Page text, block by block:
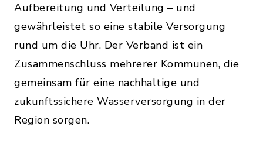
Aufbereitung und Verteilung – und
gewährleistet so eine stabile Versorgung
rund um die Uhr. Der Verband ist ein
Zusammenschluss mehrerer Kommunen, die
gemeinsam für eine nachhaltige und
zukunftssichere Wasserversorgung in der
Region sorgen.